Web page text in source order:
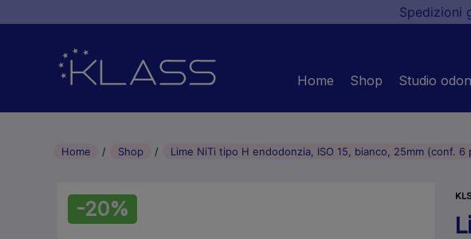
Spedizioni
Home Shop Studio
Home Shop Lime NiTi tipo H endodonzia, ISO 15, bianco, 25mm (conf. 6
-20%